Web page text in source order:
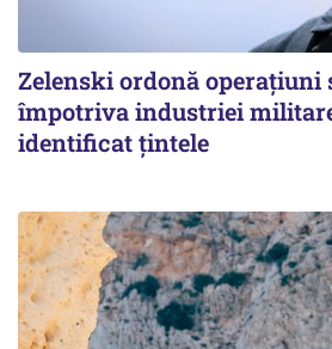
Zelenski ordonă operațiuni
împotriva industriei
identificat țintele